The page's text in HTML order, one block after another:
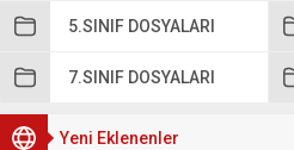
5.SINIF DOSYALARI
7.SINIF DOSYALARI
Yeni Eklenenler